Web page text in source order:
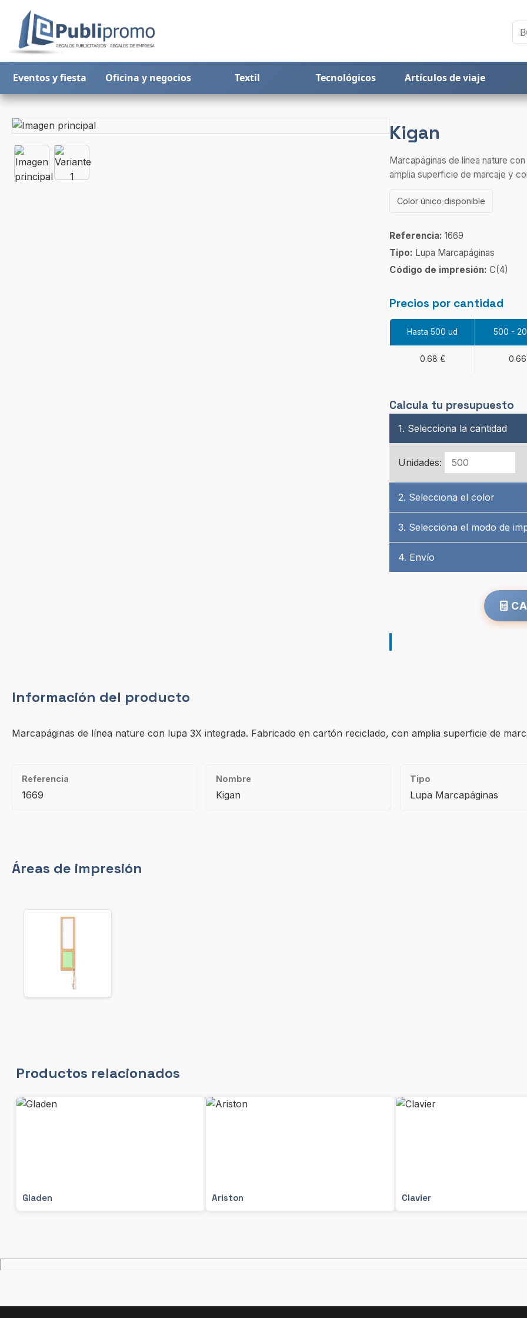
Eventos y fiesta Oficina y negocios Textil Tecnológicos Artículos de viaje
Kigan
Marcapáginas de línea nature
amplia superficie de marcaje y
Color único disponible
Referencia: 1669
Tipo: Lupa Marcapáginas
Código de impresión: C(4)
Precios por cantidad
Hasta 500 ud 500 -
0.68 €
Calcula tu presupuesto
1. Selecciona la cantidad
Unidades:
2. Selecciona el color
3. Selecciona el modo de
4. Envío
Información del producto
Marcapáginas de línea nature con lupa 3X integrada. Fabricado en cartón reciclado, con amplia superficie de
Referencia
1669
Nombre
Kigan
Tipo
Lupa Marcapáginas
Áreas de impresión
Productos relacionados
Gladen Ariston Clavier